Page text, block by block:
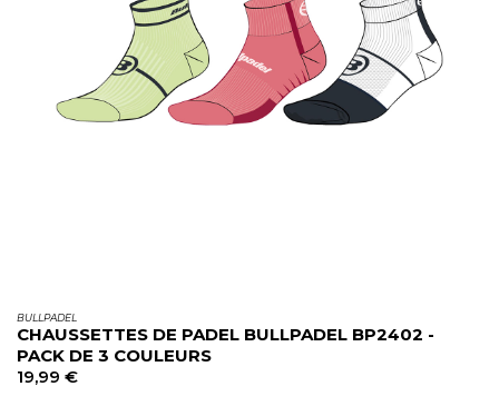
BULLPADEL
CHAUSSETTES DE PADEL BULLPADEL BP2402 -
PACK DE 3 COULEURS
19,99 €